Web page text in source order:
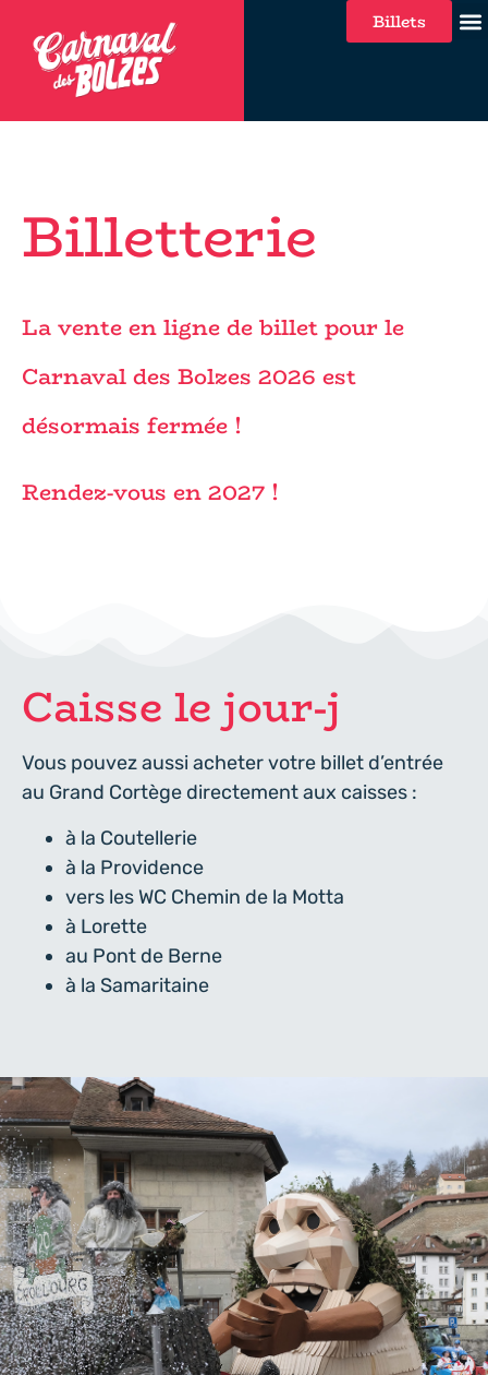
Billets
Billetterie
La vente en ligne de billet pour le
Carnaval des Bolzes 2026 est
désormais fermée !
Rendez-vous en 2027 !
Caisse le jour-j
Vous pouvez aussi acheter votre billet d’entrée
au Grand Cortège directement aux caisses :
à la Coutellerie
à la Providence
vers les WC Chemin de la Motta
à Lorette
au Pont de Berne
à la Samaritaine